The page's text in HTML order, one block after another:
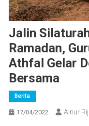
Jalin
Ramadan,
Athfal Gelar
Bersama
Berita
17/04/2022 Ainur